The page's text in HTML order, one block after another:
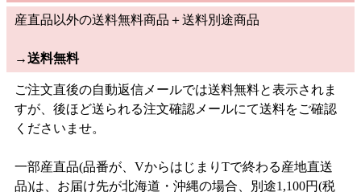
産直品以外の送料無料商品＋送料別途商品
→送料無料
ご注文直後の自動返信メールでは送料無料と表示されま
すが、後ほど送られる注文確認メールにて送料をご確認
くださいませ。
一部産直品(品番が、VからはじまりTで終わる産地直送
品)は、お届け先が北海道・沖縄の場合、別途1,100円(税